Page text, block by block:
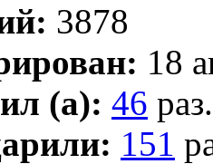
3878
18
(а): 46 раз.
151